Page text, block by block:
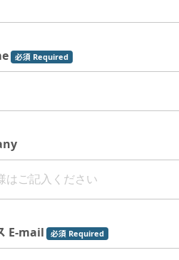
必須 Required
E-mail 必須 Required